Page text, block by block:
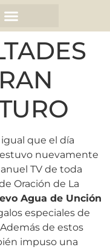
igual que el día
nuevamente
TV de toda
Oración de La
Agua de Unción
especiales de
de estos
impuso una